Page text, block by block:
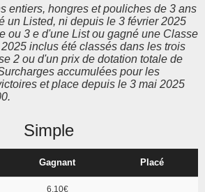
entiers, hongres et pouliches de 3 ans
un Listed, ni depuis le 3 février 2025
ou 3 e d'une List ou gagné une Classe
inclus été classés dans les trois
2 ou d'un prix de dotation totale de
accumulées pour les
et place depuis le 3 mai 2025
Simple
Gagnant Placé
6,10€